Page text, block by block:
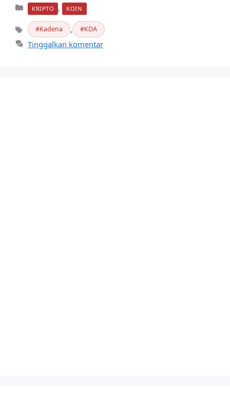
Kategori
KRIPTO , KOIN
Tag Kadena , KDA
Tinggalkan komentar